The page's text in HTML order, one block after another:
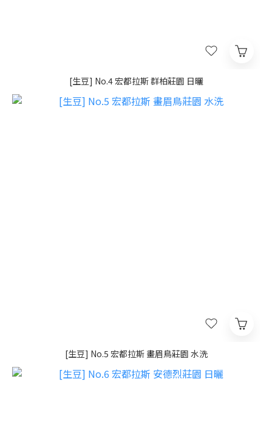
[生豆] No.4 宏都拉斯 群柏莊園 日曬
[生豆] No.5 宏都拉斯 畫眉鳥莊園 水洗